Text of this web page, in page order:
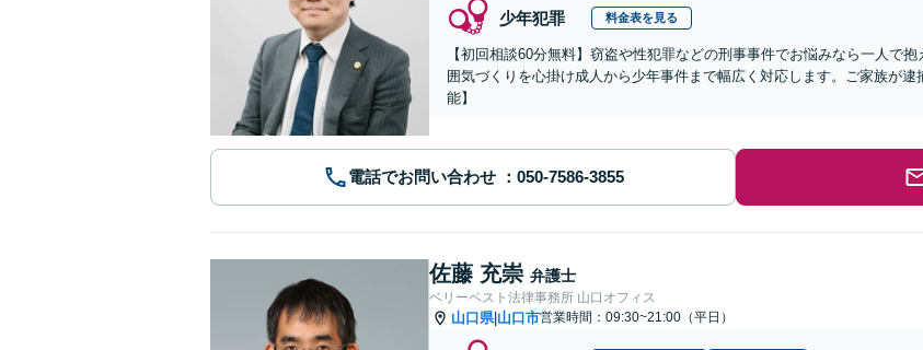
少年犯罪 料金表を見る
【初回相談60分無料】窃盗や性犯罪などの刑事事件でお悩みなら一人で
囲気づくりを心掛け成人から少年事件まで幅広く対応します。ご家族が
能】
電話でお問い合わせ
佐藤 充崇 弁護士
ベリーベスト法律事務所 山口オフィス
山口県| 山口市営業時間：09:30~21:00（平日）